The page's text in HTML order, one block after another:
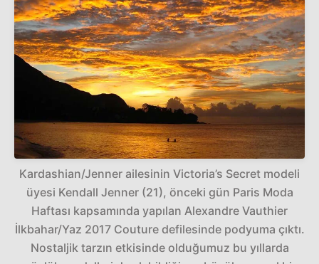
Kardashian/Jenner ailesinin Victoria’s Secret modeli
üyesi Kendall Jenner (21), önceki gün Paris Moda
Haftası kapsamında yapılan Alexandre Vauthier
İlkbahar/Yaz 2017 Couture defilesinde podyuma çıktı.
Nostaljik tarzın etkisinde olduğumuz bu yıllarda